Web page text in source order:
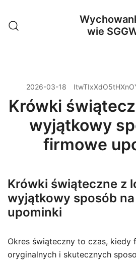
treści
wie
2026-03-18
Krówki
wyjątkowy
firmowe
Krówki świąteczne z
wyjątkowy sposób
upominki
Okres świąteczny to czas, kiedy
oryginalnych i skutecznych